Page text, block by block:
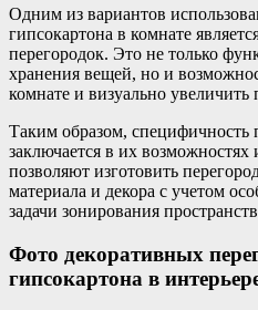
Одним из вариантов
гипсокартона в комнате
перегородок. Это не только
хранения вещей, но и
комнате и визуально увеличить
Таким образом, специфичность
заключается в их
позволяют изготовить
материала и декора с учетом
задачи зонирования
Фото декоративных
гипсокартона в